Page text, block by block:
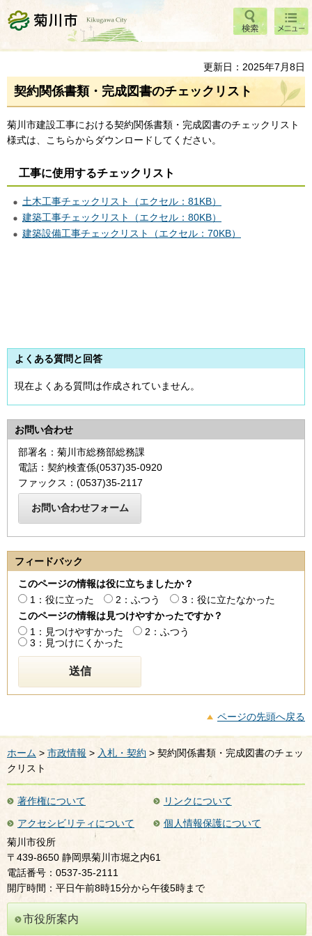
菊川市 検索
メニ
ュー
更新日：2025年7月8日
契約関係書類・完成図書のチェックリスト
菊川市建設工事における契約関係書類・完成図書のチェックリスト
様式は、こちらからダウンロードしてください。
工事に使用するチェックリスト
土木工事チェックリスト（エクセル：81KB）
建築工事チェックリスト（エクセル：80KB）
建築設備工事チェックリスト（エクセル：70KB）
よくある質問と回答
現在よくある質問は作成されていません。
お問い合わせ
部署名：菊川市総務部総務課
電話：契約検査係(0537)35-0920
ファックス：(0537)35-2117
フィードバック
このページの情報は役に立ちましたか？
1：役に立った
2：ふつう
3：役に立たなかった
このページの情報は見つけやすかったですか？
1：見つけやすかった
2：ふつう
3：見つけにくかった
ページの先頭へ戻る
ホーム > 市政情報 > 入札・契約 > 契約関係書類・完成図書のチェッ
クリスト
著作権について
リンクについて
アクセシビリティについて
個人情報保護について
菊川市役所
〒439-8650 静岡県菊川市堀之内61
電話番号：0537-35-2111
開庁時間：平日午前8時15分から午後5時まで
市役所案内